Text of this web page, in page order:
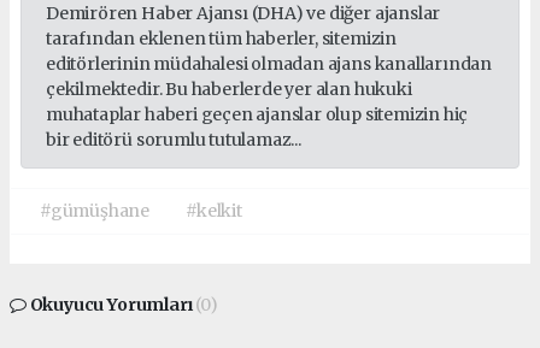
Demirören Haber Ajansı (DHA) ve diğer ajanslar
tarafından eklenen tüm haberler, sitemizin
editörlerinin müdahalesi olmadan ajans kanallarından
çekilmektedir. Bu haberlerde yer alan hukuki
muhataplar haberi geçen ajanslar olup sitemizin hiç
bir editörü sorumlu tutulamaz...
#gümüşhane #kelkit
Okuyucu Yorumları(0)